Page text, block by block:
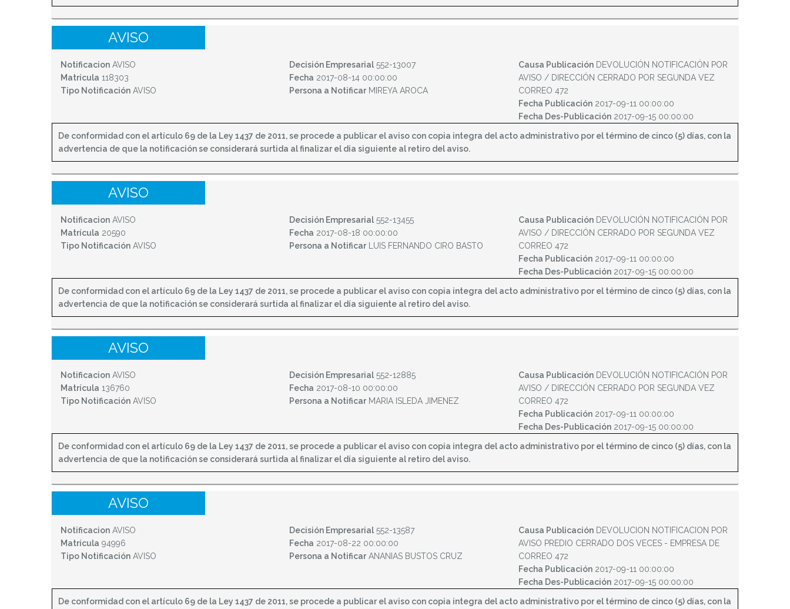
AVISO
Notificacion AVISO
Matrícula 118303
Tipo Notificación AVISO
Decisión Empresarial 552-13007
Fecha 2017-08-14 00:00:00
Persona a Notificar MIREYA AROCA
Causa PublicaciónDEVOLUCIÓN NOTIFICACIÓN POR
AVISO / DIRECCIÓN CERRADO POR SEGUNDA VEZ
CORREO 472
Fecha Publicación2017-09-11 00:00:00
Fecha Des-Publicación2017-09-15 00:00:00
De conformidad con el artículo 69 de la Ley 1437 de 2011, se procede a publicar el aviso con copia integra del acto administrativo por el término de cinco (5) días, con la
advertencia de que la notificación se considerará surtida al finalizar el día siguiente al retiro del aviso.
AVISO
Notificacion AVISO
Matrícula 20590
Tipo Notificación AVISO
Decisión Empresarial 552-13455
Fecha 2017-08-18 00:00:00
Persona a Notificar LUIS FERNANDO CIRO BASTO
Causa PublicaciónDEVOLUCIÓN NOTIFICACIÓN POR
AVISO / DIRECCIÓN CERRADO POR SEGUNDA VEZ
CORREO 472
Fecha Publicación2017-09-11 00:00:00
Fecha Des-Publicación2017-09-15 00:00:00
De conformidad con el artículo 69 de la Ley 1437 de 2011, se procede a publicar el aviso con copia integra del acto administrativo por el término de cinco (5) días, con la
advertencia de que la notificación se considerará surtida al finalizar el día siguiente al retiro del aviso.
AVISO
Notificacion AVISO
Matrícula 136760
Tipo Notificación AVISO
Decisión Empresarial 552-12885
Fecha 2017-08-10 00:00:00
Persona a Notificar MARIA ISLEDA JIMENEZ
Causa PublicaciónDEVOLUCIÓN NOTIFICACIÓN POR
AVISO / DIRECCIÓN CERRADO POR SEGUNDA VEZ
CORREO 472
Fecha Publicación2017-09-11 00:00:00
Fecha Des-Publicación2017-09-15 00:00:00
De conformidad con el artículo 69 de la Ley 1437 de 2011, se procede a publicar el aviso con copia integra del acto administrativo por el término de cinco (5) días, con la
advertencia de que la notificación se considerará surtida al finalizar el día siguiente al retiro del aviso.
AVISO
Notificacion AVISO
Matrícula 94996
Tipo Notificación AVISO
Decisión Empresarial 552-13587
Fecha 2017-08-22 00:00:00
Persona a Notificar ANANIAS BUSTOS CRUZ
Causa PublicaciónDEVOLUCION NOTIFICACION POR
AVISO PREDIO CERRADO DOS VECES - EMPRESA DE
CORREO 472
Fecha Publicación2017-09-11 00:00:00
Fecha Des-Publicación2017-09-15 00:00:00
De conformidad con el artículo 69 de la Ley 1437 de 2011, se procede a publicar el aviso con copia integra del acto administrativo por el término de cinco (5) días, con la